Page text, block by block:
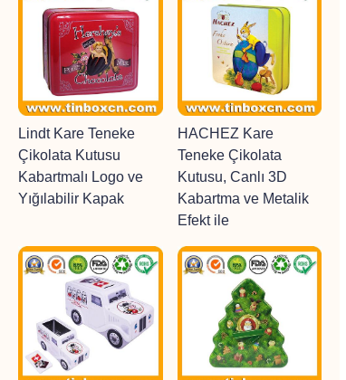
Lindt Kare Teneke
Çikolata Kutusu
Kabartmalı Logo ve
Yığılabilir Kapak
HACHEZ Kare
Teneke Çikolata
Kutusu, Canlı 3D
Kabartma ve Metalik
Efekt ile